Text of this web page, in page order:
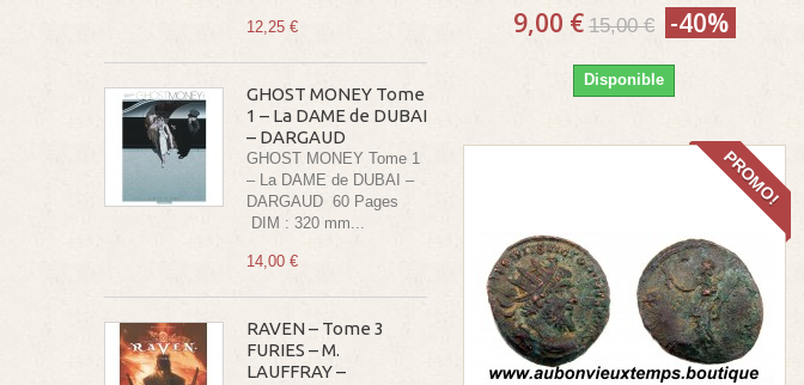
12,25 €
GHOST MONEY Tome
1 – La DAME de DUBAI
– DARGAUD
GHOST MONEY Tome 1
– La DAME de DUBAI –
DARGAUD 60 Pages
DIM : 320 mm...
14,00 €
RAVEN – Tome 3
FURIES – M.
LAUFFRAY –
9,00 € 15,00 € -40%
Disponible
PROMO!